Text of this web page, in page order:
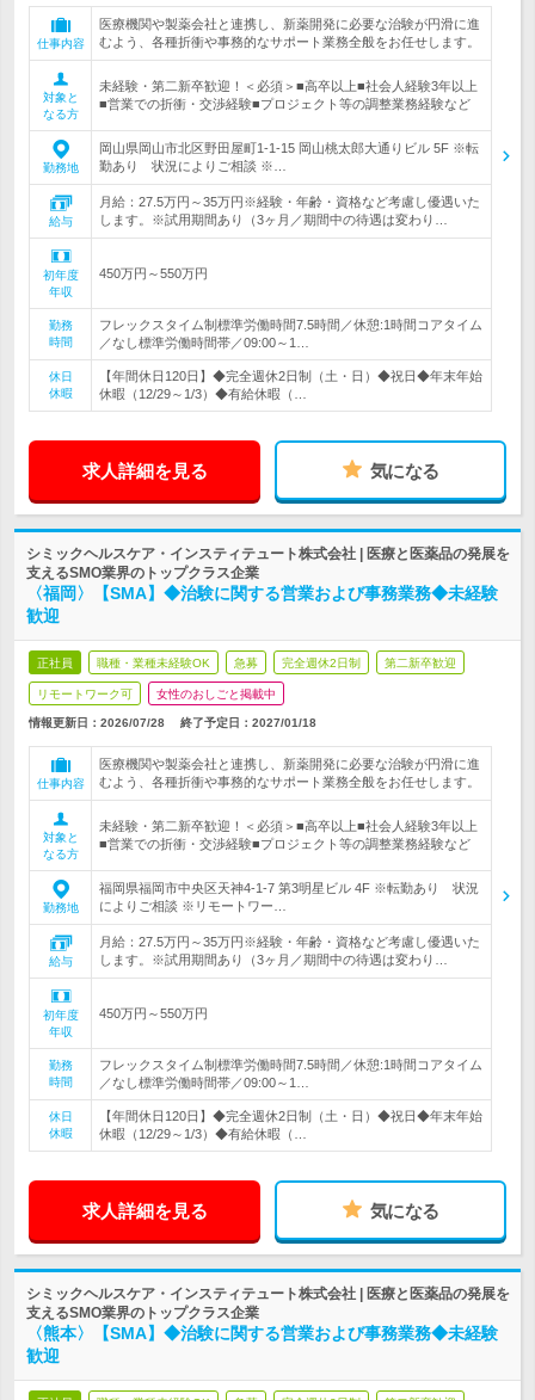
仕事内容
医療機関や製薬会社と連携し、新薬開発に必要な治験が円滑に進
むよう、各種折衝や事務的なサポート業務全般をお任せします。
対象と
なる方
未経験・第二新卒歓迎！＜必須＞■高卒以上■社会人経験3年以上
■営業での折衝・交渉経験■プロジェクト等の調整業務経験など
勤務地
岡山県岡山市北区野田屋町1-1-15 岡山桃太郎大通りビル 5F ※転
勤あり 状況によりご相談 ※…
給与
月給：27.5万円～35万円※経験・年齢・資格など考慮し優遇いた
します。※試用期間あり（3ヶ月／期間中の待遇は変わり…
初年度
年収
450万円～550万円
勤務
時間
フレックスタイム制標準労働時間7.5時間／休憩:1時間コアタイム
／なし標準労働時間帯／09:00～1…
休日
休暇
【年間休日120日】◆完全週休2日制（土・日）◆祝日◆年末年始
休暇（12/29～1/3）◆有給休暇（…
求人詳細を見る 気になる
シミックヘルスケア・インスティテュート株式会社 | 医療と医薬品の発展を
支えるSMO業界のトップクラス企業
〈福岡〉【SMA】◆治験に関する営業および事務業務◆未経験
歓迎
正社員 職種・業種未経験OK 急募 完全週休2日制 第二新卒歓迎
リモートワーク可 女性のおしごと掲載中
情報更新日：2026/07/28 終了予定日： 2027/01/18
仕事内容
医療機関や製薬会社と連携し、新薬開発に必要な治験が円滑に進
むよう、各種折衝や事務的なサポート業務全般をお任せします。
対象と
なる方
未経験・第二新卒歓迎！＜必須＞■高卒以上■社会人経験3年以上
■営業での折衝・交渉経験■プロジェクト等の調整業務経験など
勤務地
福岡県福岡市中央区天神4-1-7 第3明星ビル 4F ※転勤あり 状況
によりご相談 ※リモートワー…
給与
月給：27.5万円～35万円※経験・年齢・資格など考慮し優遇いた
します。※試用期間あり（3ヶ月／期間中の待遇は変わり…
初年度
年収
450万円～550万円
勤務
時間
フレックスタイム制標準労働時間7.5時間／休憩:1時間コアタイム
／なし標準労働時間帯／09:00～1…
休日
休暇
【年間休日120日】◆完全週休2日制（土・日）◆祝日◆年末年始
休暇（12/29～1/3）◆有給休暇（…
求人詳細を見る 気になる
シミックヘルスケア・インスティテュート株式会社 | 医療と医薬品の発展を
支えるSMO業界のトップクラス企業
〈熊本〉【SMA】◆治験に関する営業および事務業務◆未経験
歓迎